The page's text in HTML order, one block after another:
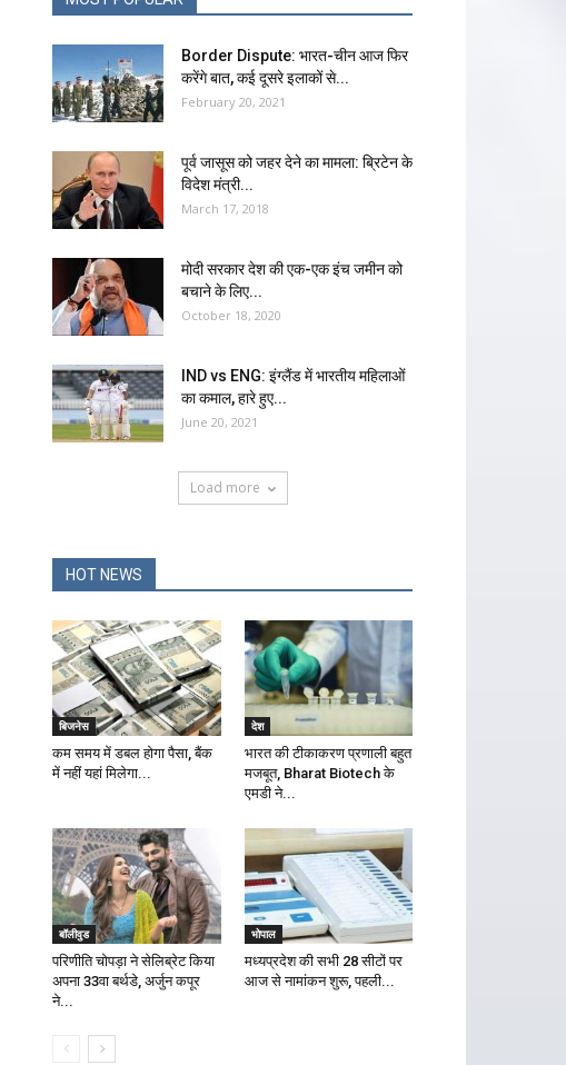
Border Dispute: भारत-चीन आज फिर
करेंगे बात, कई दूसरे इलाकों से...
February 20, 2021
पूर्व जासूस को जहर देने का मामला: ब्रिटेन के
विदेश मंत्री...
March 17, 2018
मोदी सरकार देश की एक-एक इंच जमीन को
बचाने के लिए...
October 18, 2020
IND vs ENG: इंग्लैंड में भारतीय महिलाओं
का कमाल, हारे हुए...
June 20, 2021
Load more
HOT NEWS
बिजनेस
कम समय में डबल होगा पैसा, बैंक
में नहीं यहां मिलेगा...
देश
भारत की टीकाकरण प्रणाली बहुत
मजबूत, Bharat Biotech के
एमडी ने...
बॉलीवुड
परिणीति चोपड़ा ने सेलिब्रेट किया
अपना 33वा बर्थडे, अर्जुन कपूर
ने...
भोपाल
मध्यप्रदेश की सभी 28 सीटों पर
आज से नामांकन शुरू, पहली...